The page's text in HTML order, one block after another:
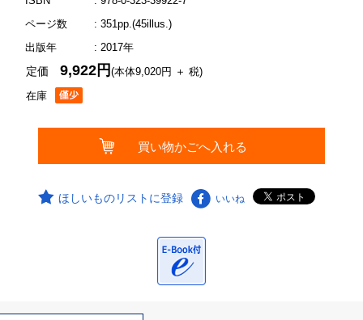
ページ数
: 351pp.(45illus.)
出版年
: 2017年
在庫
定価9,922円(本体9,020円 ＋ 税)
ほしいものリストに登録 いいね